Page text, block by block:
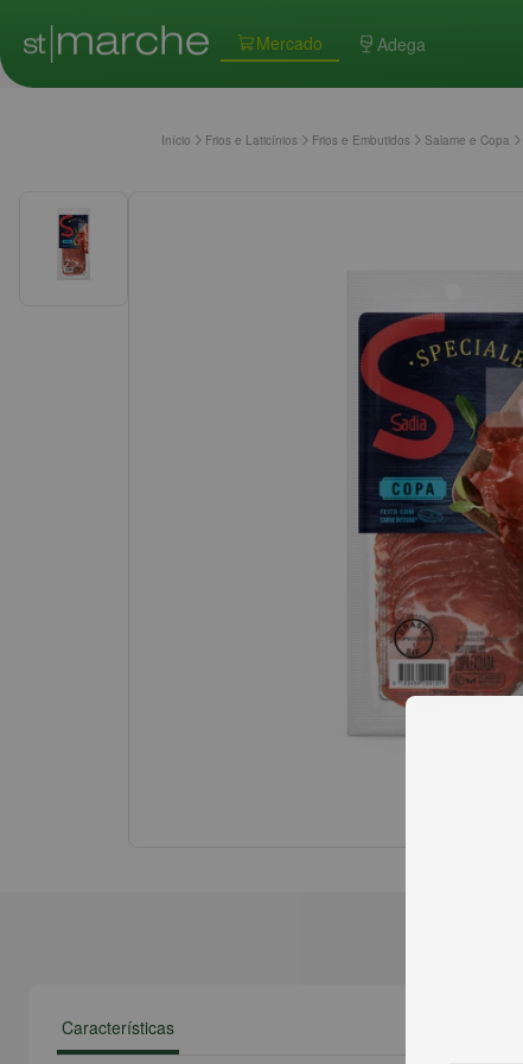
Mercado Adega
Início Frios e Laticínios Frios e Embutidos Salame e Copa
Características